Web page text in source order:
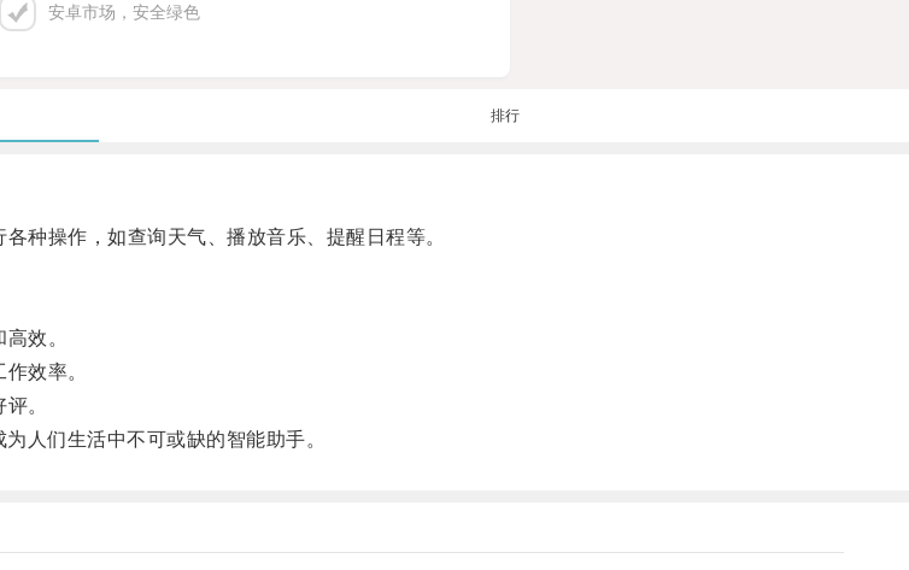
安卓市场，安全绿色
排行
操作，如查询天气、播放音乐、提醒日程等。
效。
效率。
。
人们生活中不可或缺的智能助手。